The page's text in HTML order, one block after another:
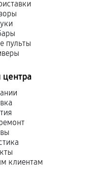
пульты
клиентам